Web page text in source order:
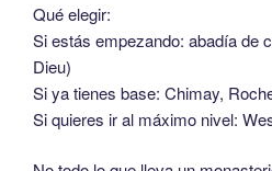
Qué elegir:
Si estás empezando: abadía de
Dieu)
Si ya tienes base: Chimay,
Si quieres ir al máximo nivel: